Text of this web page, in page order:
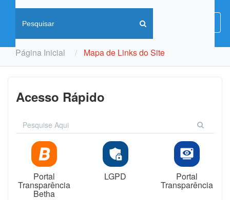
de
Página Inicial Mapa de Links do Site
Acesso Rápido
Portal
Transparência
Betha
LGPD Portal
Transparência